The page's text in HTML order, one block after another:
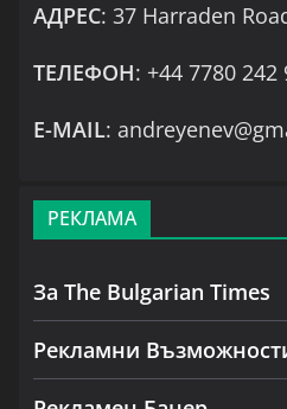
АДРЕС: 37 Harraden
ТЕЛЕФОН: +44 7780 242
Е-MAIL:
РЕКЛАМА
За The Bulgarian Times
Рекламни